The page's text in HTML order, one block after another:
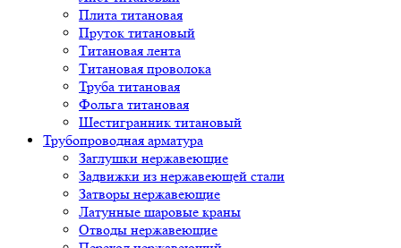
Плита титановая
Пруток титановый
Титановая лента
Титановая проволока
Труба титановая
Фольга титановая
Шестигранник титановый
Трубопроводная арматура
Заглушки нержавеющие
Задвижки из нержавеющей стали
Затворы нержавеющие
Латунные шаровые краны
Отводы нержавеющие